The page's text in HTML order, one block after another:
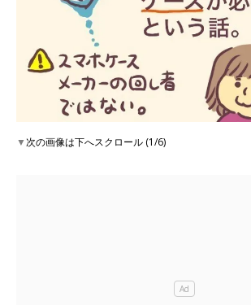
▼次の画像は下へスクロール (1/6)